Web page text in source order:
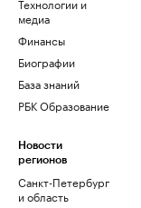
медиа
Финансы
Биографии
База знаний
РБК Образование
Новости
регионов
Санкт-Петербург
и область